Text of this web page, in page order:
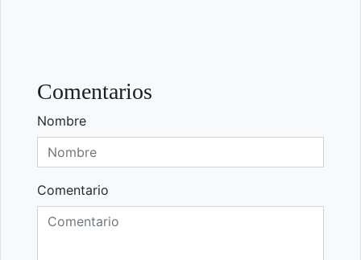
Comentarios
Nombre
Comentario